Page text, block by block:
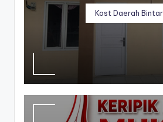
Kost Daerah